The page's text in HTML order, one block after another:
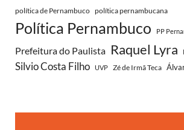
política de Pernambuco política pernambucana
Política Pernambuco PP
Prefeitura do Paulista Raquel Lyra
Silvio Costa Filho UVP Zé de Irmã Teca